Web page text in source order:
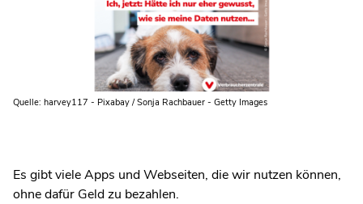
Quelle: harvey117 - Pixabay / Sonja Rachbauer - Getty Images
Es gibt viele Apps und Webseiten, die wir nutzen können,
ohne dafür Geld zu bezahlen.